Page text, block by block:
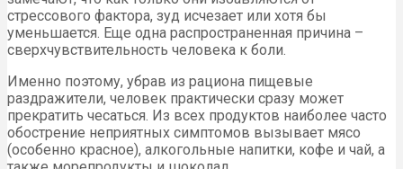
стрессового фактора, зуд исчезает или хотя бы
уменьшается. Еще одна распространенная причина –
сверхчувствительность человека к боли.
Именно поэтому, убрав из рациона пищевые
раздражители, человек практически сразу может
прекратить чесаться. Из всех продуктов наиболее часто
обострение неприятных симптомов вызывает мясо
(особенно красное), алкогольные напитки, кофе и чай, а